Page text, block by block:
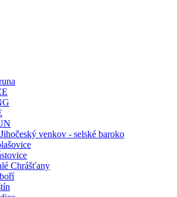
venkov - selské baroko
Chrášťany